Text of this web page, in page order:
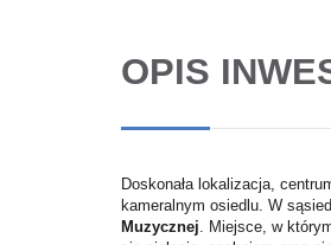
OPIS
Doskonała lokalizacja,
kameralnym osiedlu. W
Muzycznej. Miejsce, w